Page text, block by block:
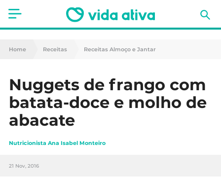
Saúde
Nutrição
Receitas
Fitness
Mães e Bebés
Home Receitas Receitas Almoço e Jantar
Nuggets de frango com
batata-doce e molho de
abacate
Nutricionista Ana Isabel Monteiro
21 Nov, 2016